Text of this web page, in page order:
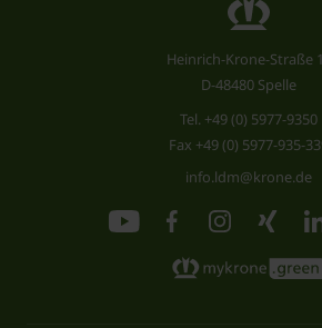
Heinrich-Krone-Straße
D-48480 Spelle
Tel. +49 (0) 5977-9350
Fax +49 (0) 5977-935-
info.ldm@krone.de